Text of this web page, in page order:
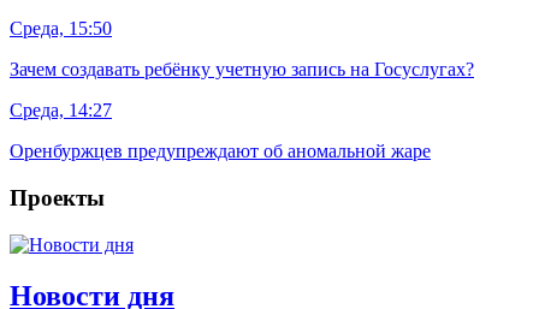
Среда, 15:50
Зачем создавать ребёнку учетную запись на Госуслугах?
Среда, 14:27
Оренбуржцев предупреждают об аномальной жаре
Проекты
Новости дня